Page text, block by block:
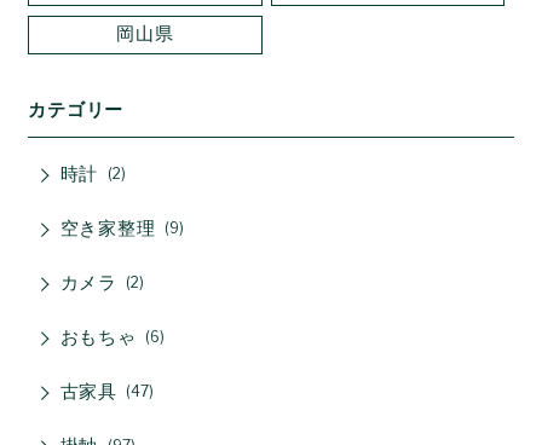
岡山県
カテゴリー
時計 2
空き家整理 9
カメラ 2
おもちゃ 6
古家具 47